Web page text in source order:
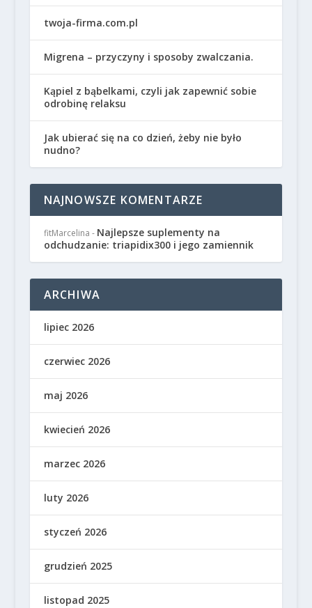
twoja-firma.com.pl
Migrena – przyczyny i sposoby zwalczania.
Kąpiel z bąbelkami, czyli jak zapewnić sobie
odrobinę relaksu
Jak ubierać się na co dzień, żeby nie było
nudno?
NAJNOWSZE KOMENTARZE
fitMarcelina - Najlepsze suplementy na
odchudzanie: triapidix300 i jego zamiennik
ARCHIWA
lipiec 2026
czerwiec 2026
maj 2026
kwiecień 2026
marzec 2026
luty 2026
styczeń 2026
grudzień 2025
listopad 2025